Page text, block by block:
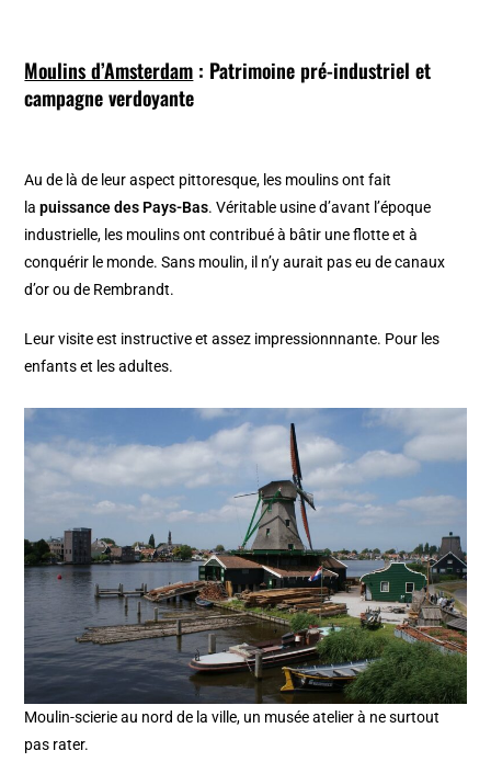
Moulins d’Amsterdam : Patrimoine pré-industriel et
campagne verdoyante
Au de là de leur aspect pittoresque, les moulins ont fait
lapuissance des Pays-Bas. Véritable usine d’avant l’époque
industrielle, les moulins ont contribué à bâtir une flotte et à
conquérir le monde. Sans moulin, il n’y aurait pas eu de canaux
d’or ou de Rembrandt.
Leur visite est instructive et assez impressionnnante. Pour les
enfants et les adultes.
Moulin-scierie au nord de la ville, un musée atelier à ne surtout
pas rater.